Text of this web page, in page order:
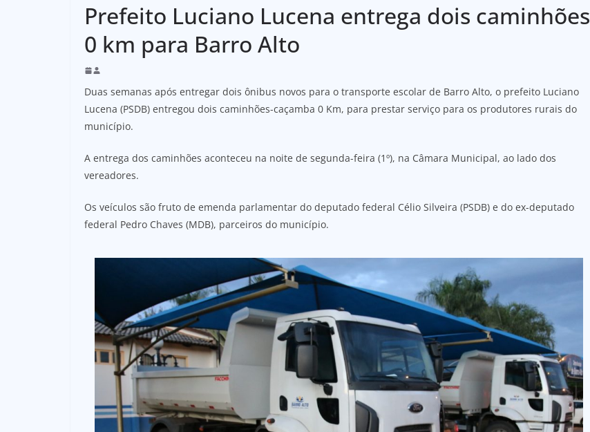
Prefeito Luciano Lucena entrega dois caminhões
0 km para Barro Alto
Duas semanas após entregar dois ônibus novos para o transporte escolar de Barro Alto, o prefeito Luciano
Lucena (PSDB) entregou dois caminhões-caçamba 0 Km, para prestar serviço para os produtores rurais do
município.
A entrega dos caminhões aconteceu na noite de segunda-feira (1º), na Câmara Municipal, ao lado dos
vereadores.
Os veículos são fruto de emenda parlamentar do deputado federal Célio Silveira (PSDB) e do ex-deputado
federal Pedro Chaves (MDB), parceiros do município.